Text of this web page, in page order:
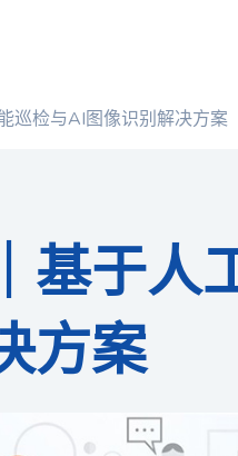
巡检与AI图像识别解决方案
基于人
方案